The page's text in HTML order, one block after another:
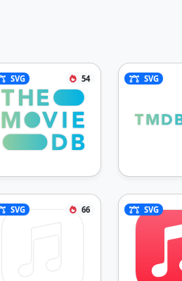
SVG 54 SVG
SVG 66 SVG